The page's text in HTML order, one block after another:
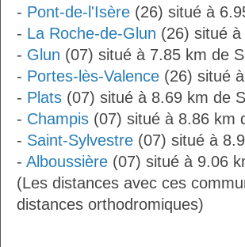
- Pont-de-l'Isère (26) situé à
- La Roche-de-Glun (26) situé
- Glun (07) situé à 7.85 km de
- Portes-lès-Valence (26) situé
- Plats (07) situé à 8.69 km de
- Champis (07) situé à 8.86 km
- Saint-Sylvestre (07) situé à
- Alboussière (07) situé à 9.06
(Les distances avec ces
distances orthodromiques)